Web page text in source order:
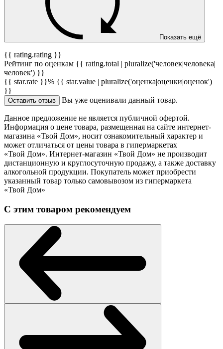
Показать ещё
{{ rating.rating }}
Рейтинг по оценкам {{ rating.total | pluralize('человек|человека|
человек') }}
{{ star.rate }}% {{ star.value | pluralize('оценка|оценки|оценок')
}}
Оставить отзыв Вы уже оценивали данный товар.
Данное предложение не является публичной офертой.
Информация о цене товара, размещенная на сайте интернет-
магазина «Твой Дом», носит ознакомительный характер и
может отличаться от цены товара в гипермаркетах
«Твой Дом». Интернет-магазин «Твой Дом» не производит
дистанционную и круглосуточную продажу, а также доставку
алкогольной продукции. Покупатель может приобрести
указанный товар только самовывозом из гипермаркета
«Твой Дом»
С этим товаром рекомендуем